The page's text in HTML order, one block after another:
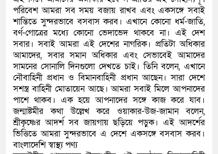
পরিবেশ আমরা সব সময় বজায় রাখব এবং একসঙ্গে সবাই
শান্তিতে সুন্দরভাবে বসবাস করব। এখানে কোনো ধর্ম-জাতি,
বর্ণ-গোত্রের মধ্যে কোনো ভেদাভেদ থাকবে না। এই দেশ
সবার। সবাই আমরা এই দেশের নাগরিক। প্রতিটা অধিকার
আমাদের, সবার সমান অধিকার এবং সেভাবেই আমাদের
সামনের সোনালি দিনগুলো দেখতে চাই। তিনি বলেন, এখানে
নৌবাহিনী প্রধান ও বিমানবাহিনী প্রধান আছেন। সারা দেশে
সশস্ত্র বাহিনী মোতায়েন আছে। আমরা সবাই মিলে আপনাদের
পাশে থাকব। এক হয়ে আপনাদের সঙ্গে কাজ করে যাব।
জন্মাষ্টমীর কথা উল্লেখ করে ওয়াকার-উজ-জামান বলেন,
শ্রীকৃষ্ণের আদর্শ সব জায়গায় ছড়িয়ে পড়ুক। এই আদর্শের
ভিত্তিতে আমরা সুন্দরভাবে এ দেশে একসঙ্গে বসবাস করব।
বাংলাদেশি স্বাস্থ্য পণ্য